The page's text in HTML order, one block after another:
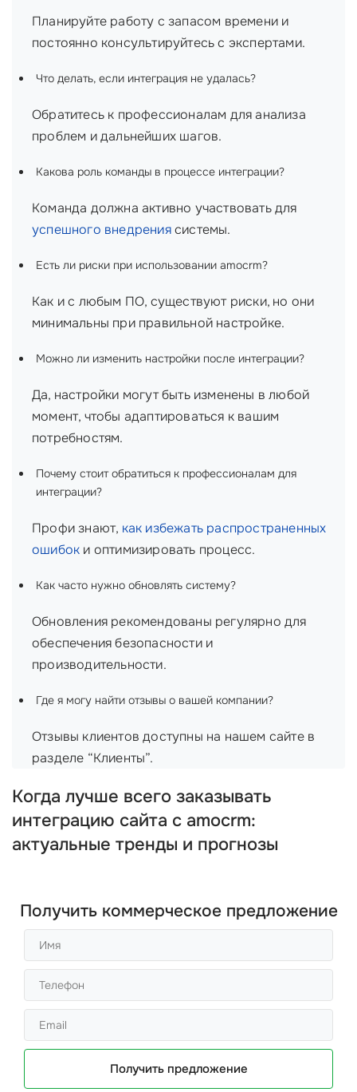
Планируйте работу с запасом времени и
постоянно консультируйтесь с экспертами.
Что делать, если интеграция не удалась?
Обратитесь к профессионалам для анализа
проблем и дальнейших шагов.
Какова роль команды в процессе интеграции?
Команда должна активно участвовать для
успешного внедрениясистемы.
Есть ли риски при использовании amocrm?
Как и с любым ПО, существуют риски, но они
минимальны при правильной настройке.
Можно ли изменить настройки после интеграции?
Да, настройки могут быть изменены в любой
момент, чтобы адаптироваться к вашим
потребностям.
Почему стоит обратиться к профессионалам для
интеграции?
Профи знают, как избежать распространенных
ошибок и оптимизировать процесс.
Как часто нужно обновлять систему?
Обновления рекомендованы регулярно для
обеспечения безопасности и
производительности.
Где я могу найти отзывы о вашей компании?
Отзывы клиентов доступны на нашем сайте в
разделе “Клиенты”.
Когда лучше всего заказывать
интеграцию сайта с amocrm:
актуальные тренды и прогнозы
Получить коммерческое предложение
Получить предложение